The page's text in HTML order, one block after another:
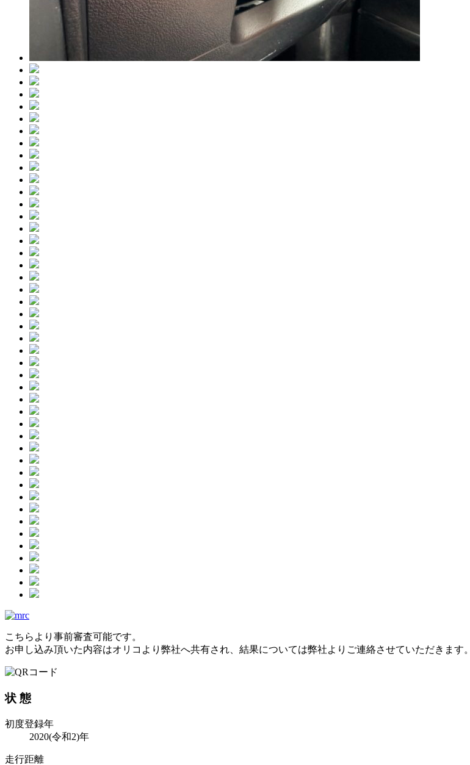
こちらより事前審査可能です。
お申し込み頂いた内容はオリコより弊社へ共有され、結果については弊社よりご連絡させていただきます。
状 態
初度登録年
2020(令和2)年
走行距離